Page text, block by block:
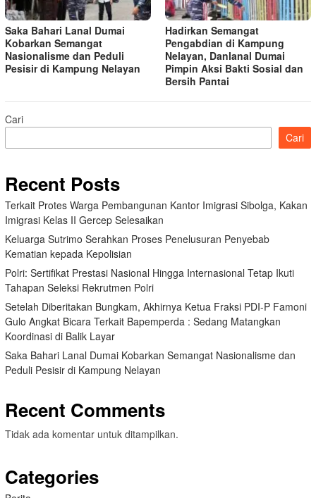
Saka Bahari Lanal Dumai
Kobarkan Semangat
Nasionalisme dan Peduli
Pesisir di Kampung Nelayan
Hadirkan Semangat
Pengabdian di Kampung
Nelayan, Danlanal Dumai
Pimpin Aksi Bakti Sosial dan
Bersih Pantai
Cari
Cari
Recent Posts
Terkait Protes Warga Pembangunan Kantor Imigrasi Sibolga, Kakan
Imigrasi Kelas II Gercep Selesaikan
Keluarga Sutrimo Serahkan Proses Penelusuran Penyebab
Kematian kepada Kepolisian
Polri: Sertifikat Prestasi Nasional Hingga Internasional Tetap Ikuti
Tahapan Seleksi Rekrutmen Polri
Setelah Diberitakan Bungkam, Akhirnya Ketua Fraksi PDI-P Famoni
Gulo Angkat Bicara Terkait Bapemperda : Sedang Matangkan
Koordinasi di Balik Layar
Saka Bahari Lanal Dumai Kobarkan Semangat Nasionalisme dan
Peduli Pesisir di Kampung Nelayan
Recent Comments
Tidak ada komentar untuk ditampilkan.
Categories